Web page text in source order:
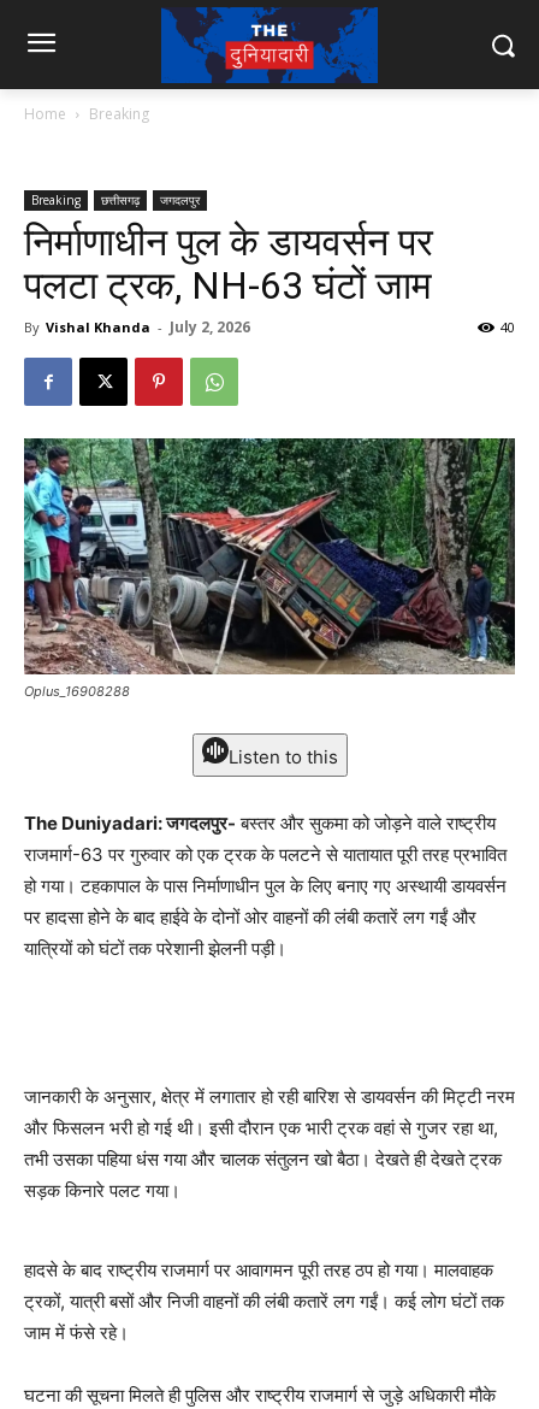
Home Breaking
Breaking छत्तीसगढ़ जगदलपुर
निर्माणाधीन पुल के डायवर्सन पर
पलटा ट्रक, NH-63 घंटों जाम
By Vishal Khanda - July 2, 2026 40
Oplus_16908288
Listen to this
The Duniyadari: जगदलपुर- बस्तर और सुकमा को जोड़ने वाले राष्ट्रीय
राजमार्ग-63 पर गुरुवार को एक ट्रक के पलटने से यातायात पूरी तरह प्रभावित
हो गया। टहकापाल के पास निर्माणाधीन पुल के लिए बनाए गए अस्थायी डायवर्सन
पर हादसा होने के बाद हाईवे के दोनों ओर वाहनों की लंबी कतारें लग गईं और
यात्रियों को घंटों तक परेशानी झेलनी पड़ी।
जानकारी के अनुसार, क्षेत्र में लगातार हो रही बारिश से डायवर्सन की मिट्टी नरम
और फिसलन भरी हो गई थी। इसी दौरान एक भारी ट्रक वहां से गुजर रहा था,
तभी उसका पहिया धंस गया और चालक संतुलन खो बैठा। देखते ही देखते ट्रक
सड़क किनारे पलट गया।
हादसे के बाद राष्ट्रीय राजमार्ग पर आवागमन पूरी तरह ठप हो गया। मालवाहक
ट्रकों, यात्री बसों और निजी वाहनों की लंबी कतारें लग गईं। कई लोग घंटों तक
जाम में फंसे रहे।
घटना की सूचना मिलते ही पुलिस और राष्ट्रीय राजमार्ग से जुड़े अधिकारी मौके